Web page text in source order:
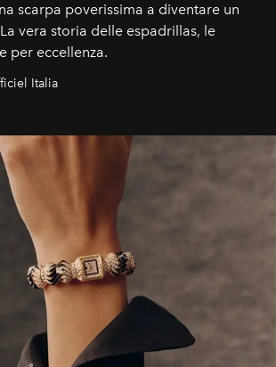
scarpa poverissima a diventare un
vera storia delle espadrillas, le
per eccellenza.
Italia